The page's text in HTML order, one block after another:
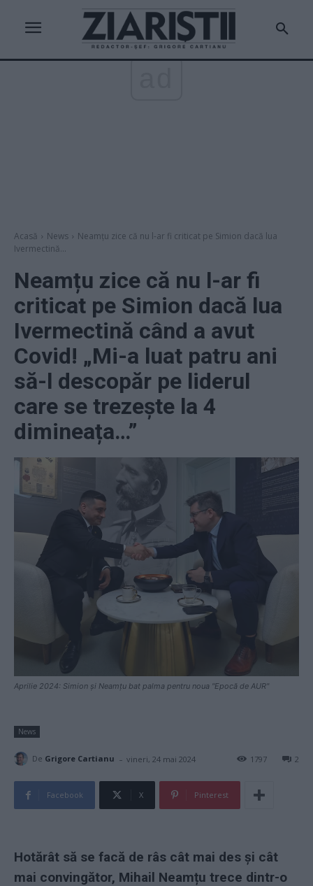
Acasă News
Neamțu zice că nu l-ar fi criticat pe Simion dacă lua
Ivermectină...
Neamțu zice că nu l-ar fi
criticat pe Simion dacă lua
Ivermectină când a avut
Covid! „Mi-a luat patru ani
să-l descopăr pe liderul
care se trezește la 4
dimineața…”
Aprilie 2024: Simion și Neamțu bat palma pentru noua "Epocă de AUR"
News
De Grigore Cartianu - vineri, 24 mai 2024 2
1797
Facebook X Pinterest
Hotărât să se facă de râs cât mai des și cât
mai convingător, Mihail Neamțu trece dintr-o